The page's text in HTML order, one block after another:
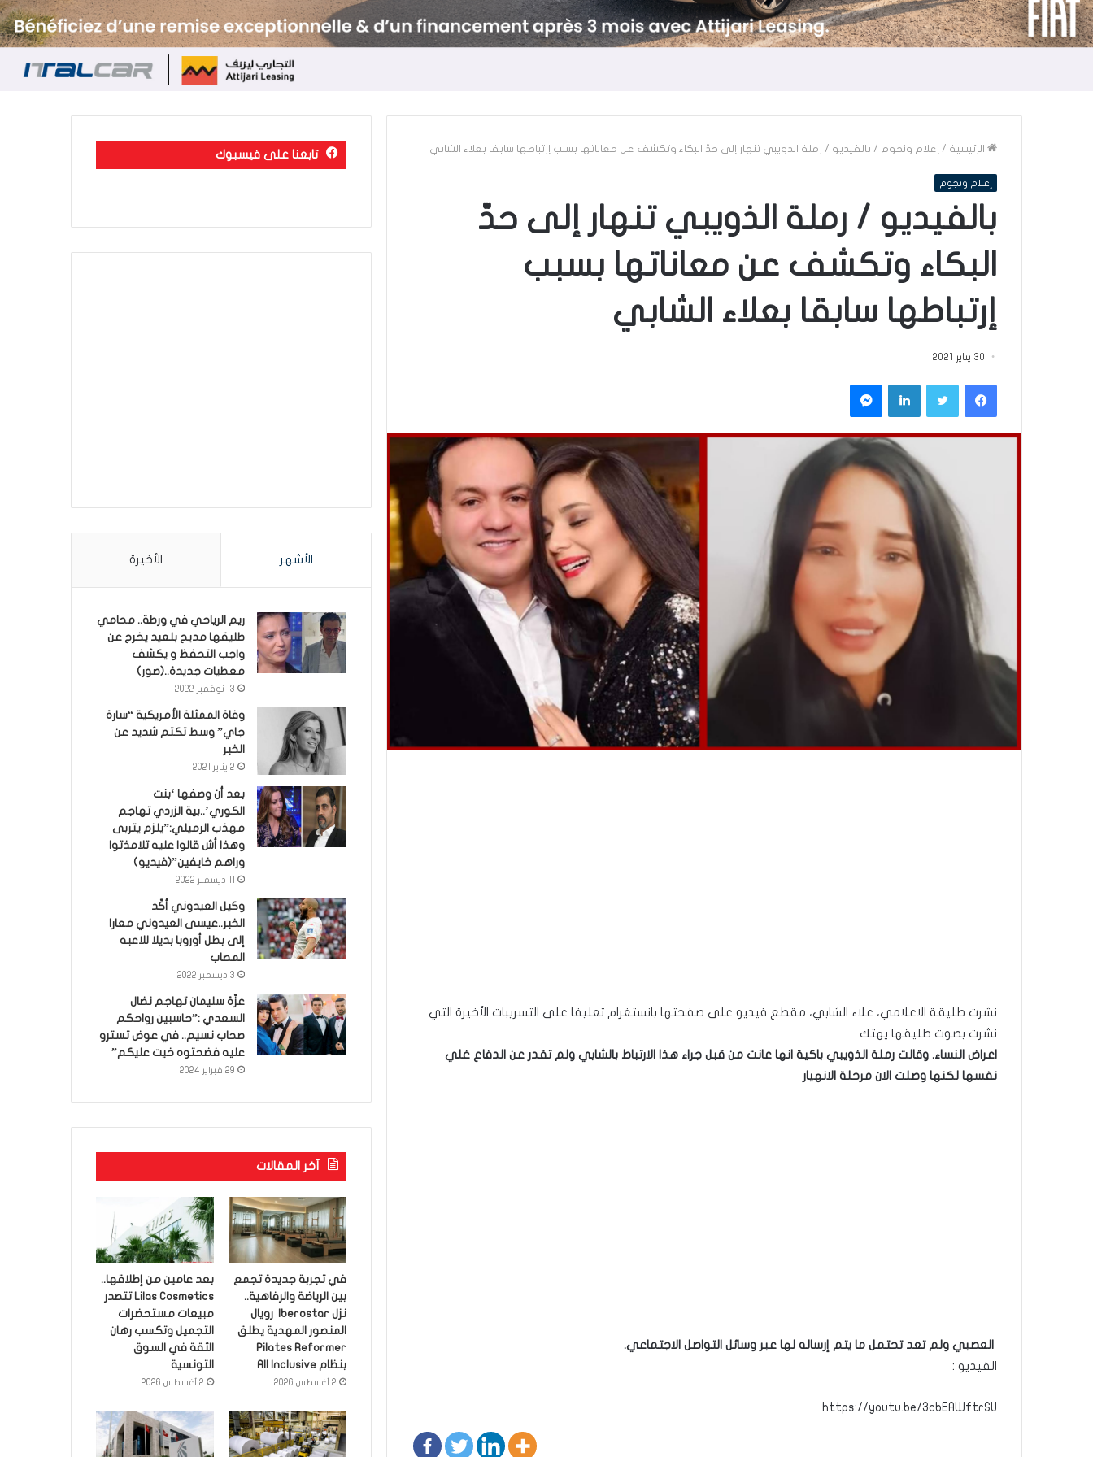
الرئيسية / إعلام ونجوم / بالفيديو / رملة الذويبي تنهار إلى حدّ البكاء وتكشف عن معاناتها بسبب إرتباطها سابقا بعلاء الشابي
إعلام ونجوم
بالفيديو / رملة الذويبي تنهار إلى حدّ
البكاء وتكشف عن معاناتها بسبب
إرتباطها سابقا بعلاء الشابي
30 يناير 2021
فيسبوكتويتر لينكدإن ماسنجر
نشرت طليقة الاعلامي، علاء الشابي، مقطع فيديو على صفحتها بانستغرام تعليقا على التسريبات الأخيرة التي
نشرت بصوت طليقها يهتك
اعراض النساء. وقالت رملة الذويبي باكية انها عانت من قبل جراء هذا الارتباط بالشابي ولم تقدر عن الدفاع غلي
نفسها لكنها وصلت الان مرحلة الانهيار
العصبي ولم تعد تحتمل ما يتم إرساله لها عبر وسائل التواصل الاجتماعي.
الفيديو :
https://youtu.be/3cbEAWftrSU
تابعنا على فيسبوك
الأشهر الأخيرة
ريم الرياحي في ورطة.. محامي
طليقها مديح بلعيد يخرج عن
واجب التحفظ و يكشف
معطيات جديدة..(صور)
13 نوفمبر 2022
وفاة الممثلة الأمريكية “سارة
جاي” وسط تكتم شديد عن
الخبر
2 يناير 2021
بعد أن وصفها ‘بنت
الكوري’..بية الزردي تهاجم
مهذب الرميلي:”يلزم يتربى
وهذا أش قالوا عليه تلامذتوا
وراهم خايفين”(فيديو)
وكيل العيدوني أكّد
الخبر..عيسى العيدوني معارا
إلى بطل أوروبا بديلا للاعبه
المصاب
3 ديسمبر 2022
عزّة سليمان تهاجم نضال
السعدي :”حاسبين رواحكم
صحاب نسيم.. في عوض تسترو
عليه فضحتوه خيت عليكم”
29 فبراير 2024
آخر المقالات
في تجربة جديدة تجمع
بين الرياضة والرفاهية..
نزل Iberostar رويال
المنصور المهدية يطلق
Pilates Reformer
بنظام All Inclusive
2 أغسطس 2026
بعد عامين من إطلاقها..
Lilas Cosmetics تتصدر
مبيعات مستحضرات
التجميل وتكسب رهان
الثقة في السوق
التونسية
2 أغسطس 2026